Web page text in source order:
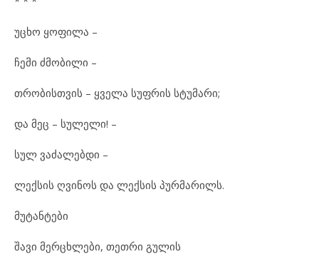
უცხო ყოფილა –
ჩემი ძმობილი –
თრობისთვის – ყველა სუფრის სტუმარი;
და მეც – სულელი! –
სულ ვაძალებდი –
ლექსის ღვინოს და ლექსის პურმარილს.
მუტანტები
შავი მერცხლები, თეთრი გულის